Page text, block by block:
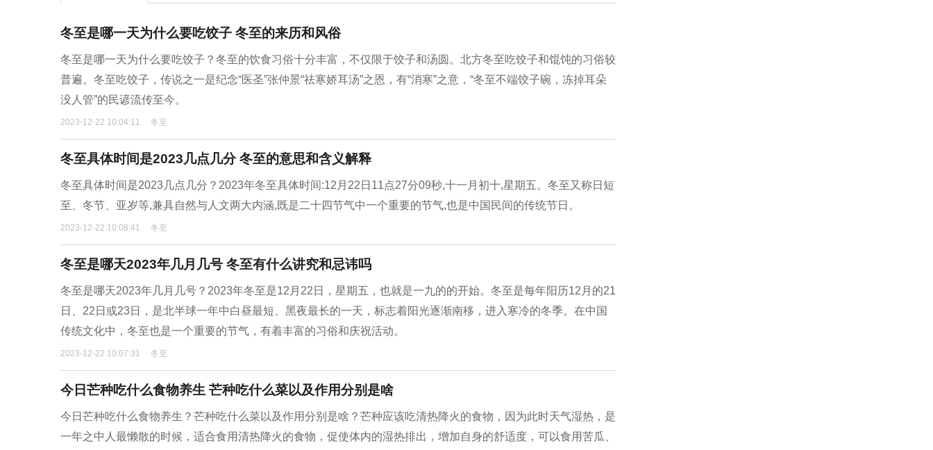
冬至是哪一天为什么要吃饺子 冬至的来历和风俗
冬至是哪一天为什么要吃饺子？冬至的饮食习俗十分丰富，不仅限于饺子和汤圆。北方冬至吃饺子和馄饨的习俗较
普遍。冬至吃饺子，传说之一是纪念“医圣”张仲景“祛寒娇耳汤”之恩，有“消寒”之意，“冬至不端饺子碗，冻掉耳朵
没人管”的民谚流传至今。
2023-12-22 10:04:11 冬至
冬至具体时间是2023几点几分 冬至的意思和含义解释
冬至具体时间是2023几点几分？2023年冬至具体时间:12月22日11点27分09秒,十一月初十,星期五。冬至又称日短
至、冬节、亚岁等,兼具自然与人文两大内涵,既是二十四节气中一个重要的节气,也是中国民间的传统节日。
2023-12-22 10:08:41 冬至
冬至是哪天2023年几月几号 冬至有什么讲究和忌讳吗
冬至是哪天2023年几月几号？2023年冬至是12月22日，星期五，也就是一九的的开始。冬至是每年阳历12月的21
日、22日或23日，是北半球一年中白昼最短、黑夜最长的一天，标志着阳光逐渐南移，进入寒冷的冬季。在中国
传统文化中，冬至也是一个重要的节气，有着丰富的习俗和庆祝活动。
2023-12-22 10:07:31 冬至
今日芒种吃什么食物养生 芒种吃什么菜以及作用分别是啥
今日芒种吃什么食物养生？芒种吃什么菜以及作用分别是啥？芒种应该吃清热降火的食物，因为此时天气湿热，是
一年之中人最懒散的时候，适合食用清热降火的食物，促使体内的湿热排出，增加自身的舒适度，可以食用苦瓜、